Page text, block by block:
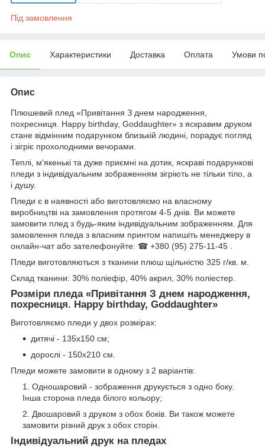
Під замовлення
Опис Характеристики Доставка Оплата Умови
Опис
Плюшевий плед «Привітання З днем народження,
похресниця. Happy birthday, Goddaughter» з яскравим друком
стане відмінним подарунком близькій людині, порадує погляд
і зігріє прохолодними вечорами.
Теплі, м'якенькі та дуже приємні на дотик, яскраві подарункові
пледи з індивідуальним зображенням зігріють не тільки тіло, а
і душу.
Пледи є в наявності або виготовляємо на власному
виробництві на замовлення протягом 4-5 днів. Ви можете
замовити плед з будь-яким індивідуальним зображенням. Для
замовлення пледа з власним принтом напишіть менеджеру в
онлайн-чат або зателефонуйте: ☎ +380 (95) 275-11-45 .
Пледи виготовляються з тканини плюш щільністю 325 г/кв. м.
Склад тканини: 30% поліефір, 40% акрил, 30% поліестер.
Розміри пледа «Привітання З днем народження,
похресниця. Happy birthday, Goddaughter»
Виготовляємо пледи у двох розмірах:
дитячі - 135х150 см;
дорослі - 150х210 см.
Пледи можете замовити в одному з 2 варіантів:
Одношаровий - зображення друкується з одно боку.
Інша сторона пледа білого кольору;
Двошаровий з друком з обох боків. Ви також можете
замовити різний друк з обох сторін.
Індивідуальний друк на пледах